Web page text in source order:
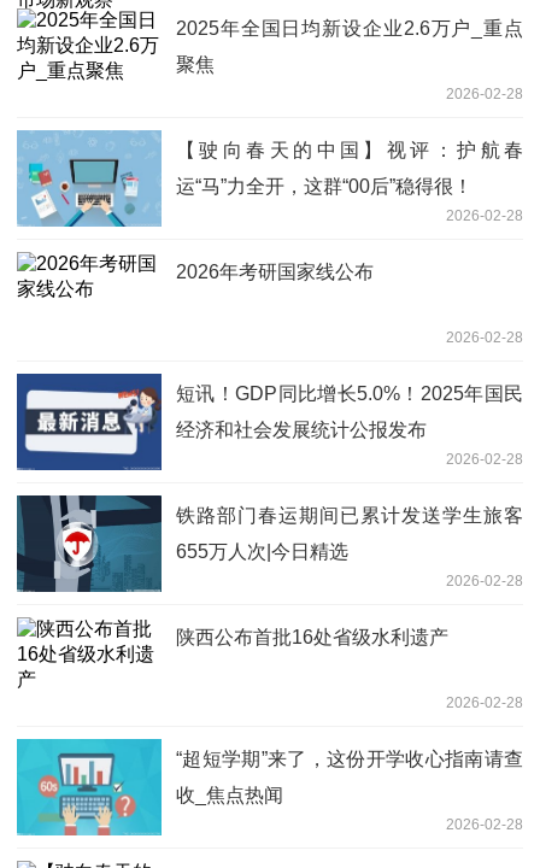
2025年全国日均新设企业2.6万户_重点
聚焦
2026-02-28
【驶向春天的中国】视评：护航春
运“马”力全开，这群“00后”稳得很！
2026-02-28
2026年考研国家线公布
2026-02-28
短讯！GDP同比增长5.0%！2025年国民
经济和社会发展统计公报发布
2026-02-28
铁路部门春运期间已累计发送学生旅客
655万人次|今日精选
2026-02-28
陕西公布首批16处省级水利遗产
2026-02-28
“超短学期”来了，这份开学收心指南请查
收_焦点热闻
2026-02-28